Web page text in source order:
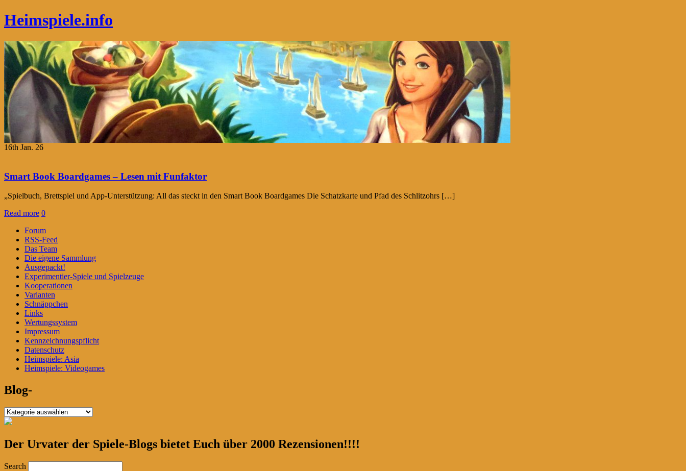
Heimspiele.info
16th Jan. 26
Smart Book Boardgames – Lesen mit Funfaktor
„Spielbuch, Brettspiel und App-Unterstützung: All das steckt in den Smart Book Boardgames Die Schatzkarte und Pfad des Schlitzohrs […]
Read more 0
Forum
RSS-Feed
Das Team
Die eigene Sammlung
Ausgepackt!
Experimentier-Spiele und Spielzeuge
Kooperationen
Varianten
Schnäppchen
Links
Wertungssystem
Impressum
Kennzeichnungspflicht
Datenschutz
Heimspiele: Asia
Heimspiele: Videogames
Blog-
Blog-
Der Urvater der Spiele-Blogs bietet Euch über 2000 Rezensionen!!!!
Search